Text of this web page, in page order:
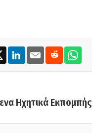
Ηχητικά Εκπομπής